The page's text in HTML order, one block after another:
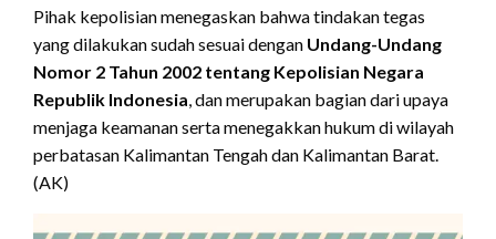
Pihak kepolisian menegaskan bahwa tindakan tegas
yang dilakukan sudah sesuai dengan Undang-Undang
Nomor 2 Tahun 2002 tentang Kepolisian Negara
Republik Indonesia , dan merupakan bagian dari upaya
menjaga keamanan serta menegakkan hukum di wilayah
perbatasan Kalimantan Tengah dan Kalimantan Barat.
(AK)